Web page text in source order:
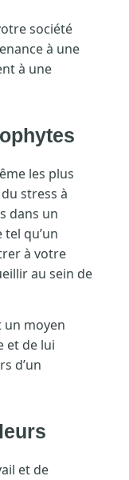
société
à une
à une
les plus
stress à
dans un
qu’un
à votre
au sein de
moyen
et de lui
d’un
et de